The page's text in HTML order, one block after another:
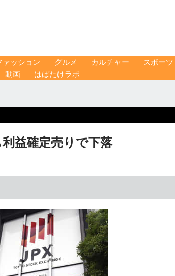
ァッション グルメ カルチャー
スポーツ
動画 はばたけラボ
益確定売りで下落